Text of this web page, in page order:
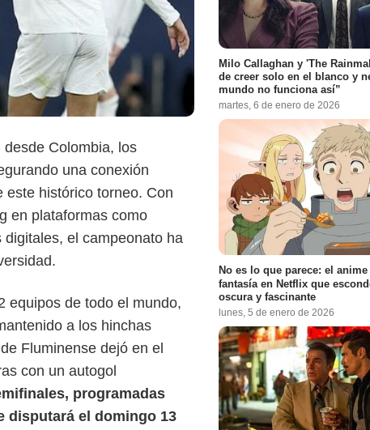
Colombia, los
una conexión
este histórico torneo. Con
en plataformas como
el campeonato ha
equipos de todo el mundo,
a los hinchas
Fluminense dejó en el
con un autogol
programadas
disputará el domingo 13
Milo Callaghan y 'The
de creer solo en el blanco y
mundo no funciona así”
martes, 6 de enero de 2026
No es lo que parece: el
fantasía en Netflix que
oscura y fascinante
lunes, 5 de enero de 2026